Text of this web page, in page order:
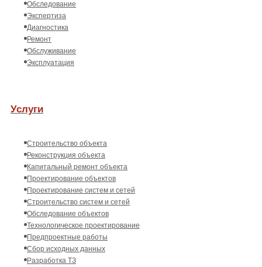
Обследование
Экспертиза
Диагностика
Ремонт
Обслуживание
Эксплуатация
Услуги
Строительство объекта
Реконструкция объекта
Капитальный ремонт объекта
Проектирование объектов
Проектирование систем и сетей
Строительство систем и сетей
Обследование объектов
Технологическое проектирование
Предпроектные работы
Сбор исходных данных
Разработка ТЗ